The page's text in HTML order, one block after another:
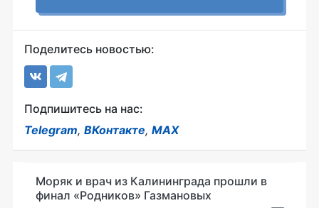
Поделитесь новостью:
Подпишитесь на нас:
Telegram, ВКонтакте, MAX
Моряк и врач из Калининграда прошли в
финал «Родников» Газмановых